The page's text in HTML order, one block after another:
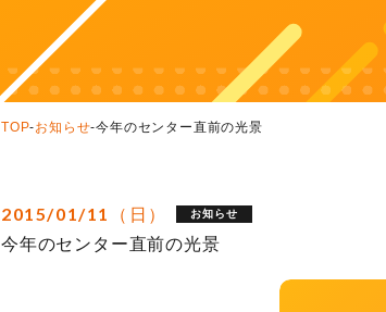
TOP-お知らせ-今年のセンター直前の光景
2015/01/11（日） お知らせ
今年のセンター直前の光景